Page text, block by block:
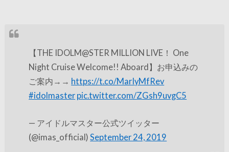
【THE IDOLM@STER MILLION LIVE！ One
Night Cruise Welcome!! Aboard】お申込みの
ご案内→→ https://t.co/MarIyMfRev
#idolmaster pic.twitter.com/ZGsh9uvgC5
— アイドルマスター公式ツイッター
(@imas_official)September 24, 2019